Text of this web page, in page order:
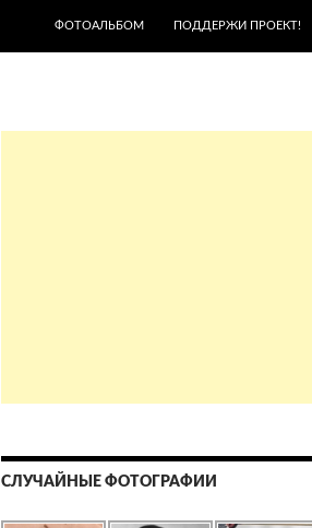
ФОТОАЛЬБОМ
ПОДДЕРЖИ ПРОЕКТ!
СЛУЧАЙНЫЕ ФОТОГРАФИИ